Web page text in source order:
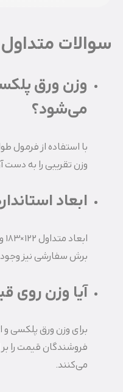
سوالات متداول
وزن ورق
می‌شود؟
وزن تقریبی را به دست
ابعاد
برش سفارشی نیز وجود
آیا وزن روی
برای وزن ورق پلکسی و
فروشندگان قیمت را
می‌کنند.